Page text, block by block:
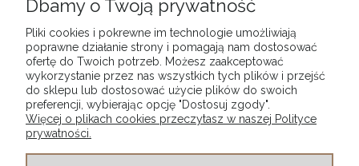
« 1 2 »
Dbamy o Twoją prywatność
Pliki cookies i pokrewne im technologie umożliwiają
poprawne działanie strony i pomagają nam dostosować
ofertę do Twoich potrzeb. Możesz zaakceptować
wykorzystanie przez nas wszystkich tych plików i przejść
do sklepu lub dostosować użycie plików do swoich
preferencji, wybierając opcję "Dostosuj zgody".
Więcej o plikach cookies przeczytasz w naszej Polityce
prywatności.